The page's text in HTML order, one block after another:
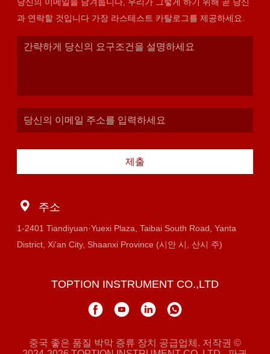
당신의 이메일을 남겨둡니다, 우리가 그렇게 하기 위해 곧 당신
과 연락할 것입니다 가장 라스테스트 카탈로그를 제공하세요.
제출
주소
1-2401 Tiandiyuan·Yuexi Plaza, Taibai South Road, Yanta
District, Xi'an City, Shaanxi Province (시안 시, 산시 주)
TOPTION INSTRUMENT CO.,LTD
중국 좋은 품질 박막 증류 장치 공급업체. 저작권 ©